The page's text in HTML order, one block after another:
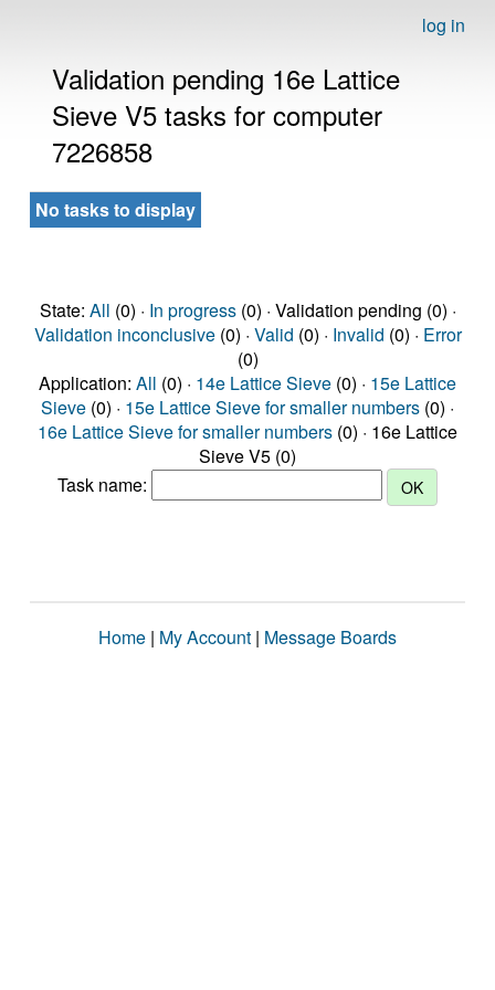
log in
Validation pending 16e Lattice
Sieve V5 tasks for computer
7226858
No tasks to display
State: All (0) · In progress(0) · Validation pending (0) ·
Validation inconclusive(0) · Valid (0) · Invalid (0) · Error
(0)
Application: All (0) · 14e Lattice Sieve (0) · 15e Lattice
Sieve (0) · 15e Lattice Sieve for smaller numbers (0) ·
16e Lattice Sieve for smaller numbers (0) · 16e Lattice
Sieve V5 (0)
Task name:
Home | My Account | Message Boards